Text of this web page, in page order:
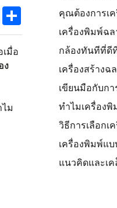
TwitterShare
มื่อ
ง
ม
ทำไมเครื่อง